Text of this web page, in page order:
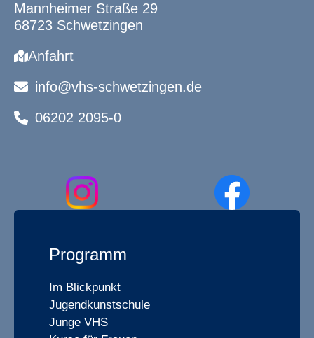
Mannheimer Straße 29
68723 Schwetzingen
Anfahrt
info@vhs-schwetzingen.de
06202 2095-0
Programm
Im Blickpunkt
Jugendkunstschule
Junge VHS